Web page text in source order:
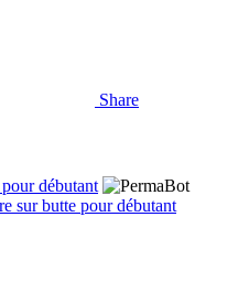
Share
sur butte pour débutant